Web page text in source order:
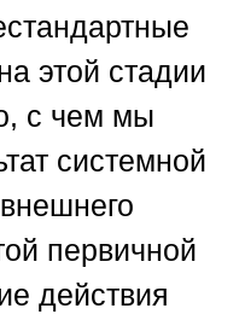
этой стадии
с чем мы
системной
первичной
действия